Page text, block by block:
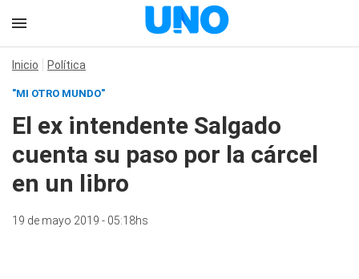
Inicio Política
"MI OTRO MUNDO"
El ex intendente Salgado
cuenta su paso por la cárcel
en un libro
19 de mayo 2019 - 05:18hs